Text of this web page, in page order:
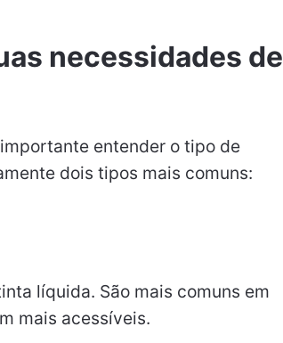
necessidades de
entender o tipo de
dois tipos mais comuns:
líquida. São mais comuns em
mais acessíveis.